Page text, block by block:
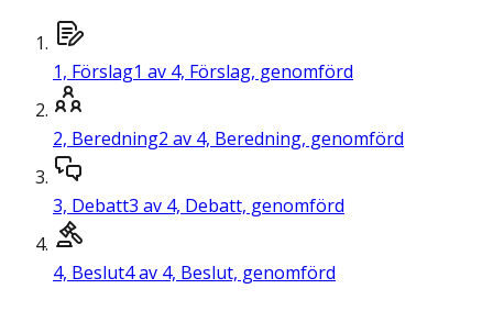
1, Förslag1 av 4, Förslag, genomförd
2, Beredning2 av 4, Beredning, genomförd
3, Debatt3 av 4, Debatt, genomförd
4, Beslut4 av 4, Beslut, genomförd